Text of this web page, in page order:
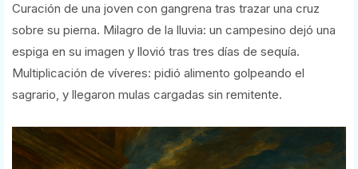
Curación de una joven con gangrena tras trazar una cruz
sobre su pierna. Milagro de la lluvia: un campesino dejó una
espiga en su imagen y llovió tras tres días de sequía.
Multiplicación de víveres: pidió alimento golpeando el
sagrario, y llegaron mulas cargadas sin remitente.